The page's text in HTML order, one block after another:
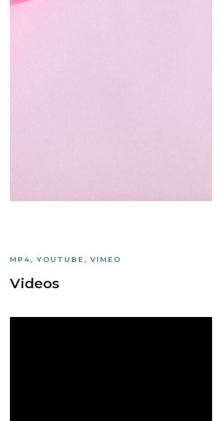
MP4, YOUTUBE, VIMEO
Videos